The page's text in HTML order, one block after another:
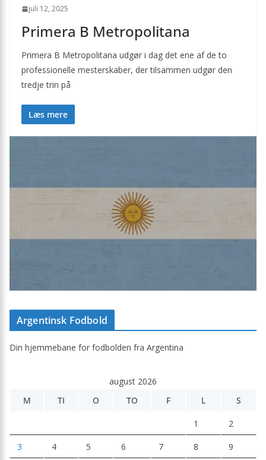
juli 12, 2025
Primera B Metropolitana
Primera B Metropolitana udgør i dag det ene af de to
professionelle mesterskaber, der tilsammen udgør den
tredje trin på
Læs mere
Argentinsk Fodbold
Din hjemmebane for fodbolden fra Argentina
august 2026
M
TI O TO F L S
1 2
3 4 5 6 7 8 9